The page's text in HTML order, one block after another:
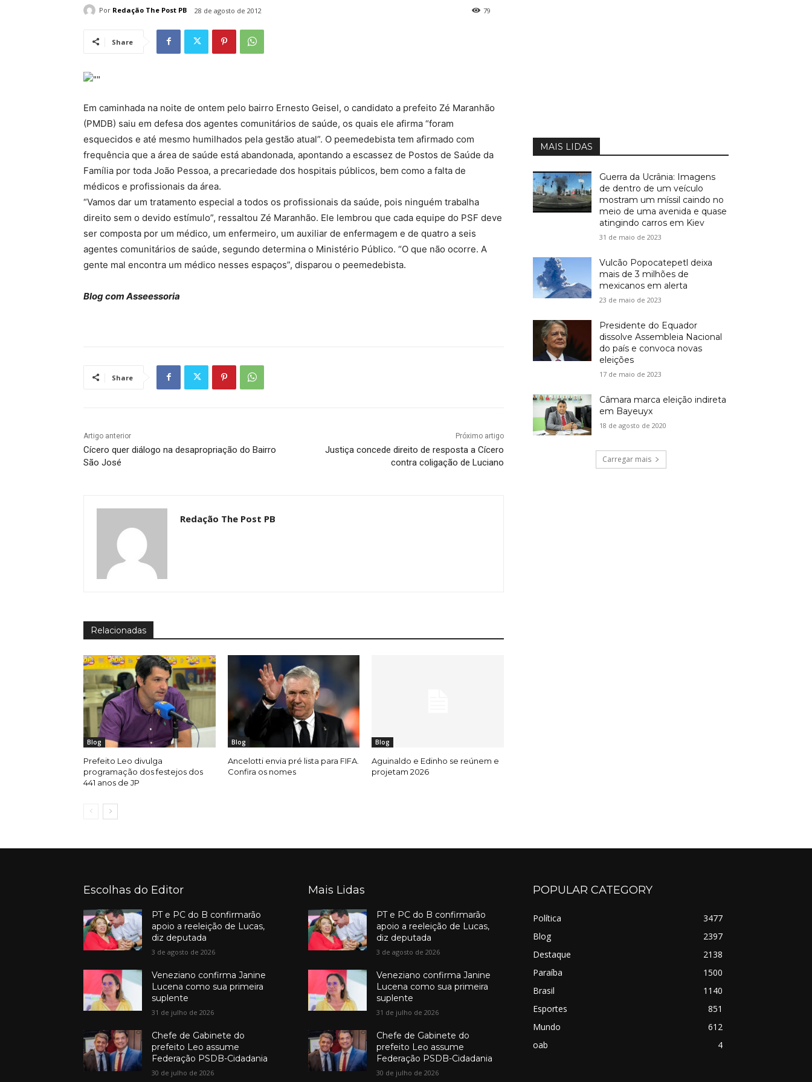
Por Redação The Post PB 28 de agosto de 2012 79
Share
Em caminhada na noite de ontem pelo bairro Ernesto Geisel, o candidato a prefeito Zé Maranhão
(PMDB) saiu em defesa dos agentes comunitários de saúde, os quais ele afirma “foram
esquecidos e até mesmo humilhados pela gestão atual”. O peemedebista tem afirmado com
frequência que a área de saúde está abandonada, apontando a escassez de Postos de Saúde da
Família por toda João Pessoa, a precariedade dos hospitais públicos, bem como a falta de
médicos e profissionais da área.
“Vamos dar um tratamento especial a todos os profissionais da saúde, pois ninguém trabalha
direito sem o devido estímulo”, ressaltou Zé Maranhão. Ele lembrou que cada equipe do PSF deve
ser composta por um médico, um enfermeiro, um auxiliar de enfermagem e de quatro a seis
agentes comunitários de saúde, segundo determina o Ministério Público. “O que não ocorre. A
gente mal encontra um médico nesses espaços”, disparou o peemedebista.
Blog com Asseessoria
Share
Artigo anterior
Cícero quer diálogo na desapropriação do Bairro
São José
Próximo artigo
Justiça concede direito de resposta a Cícero
contra coligação de Luciano
Redação The Post PB
Relacionadas
Blog
Prefeito Leo divulga
programação dos festejos dos
441 anos de JP
Blog
Ancelotti envia pré lista para FIFA.
Confira os nomes
Blog
Aguinaldo e Edinho se reúnem e
projetam 2026
MAIS LIDAS
Guerra da Ucrânia: Imagens
de dentro de um veículo
mostram um míssil caindo no
meio de uma avenida e quase
atingindo carros em Kiev
31 de maio de 2023
Vulcão Popocatepetl deixa
mais de 3 milhões de
mexicanos em alerta
23 de maio de 2023
Presidente do Equador
dissolve Assembleia Nacional
do país e convoca novas
eleições
17 de maio de 2023
Câmara marca eleição indireta
em Bayeuyx
18 de agosto de 2020
Carregar mais
Escolhas do Editor
PT e PC do B confirmarão
apoio a reeleição de Lucas,
diz deputada
3 de agosto de 2026
Veneziano confirma Janine
Lucena como sua primeira
suplente
31 de julho de 2026
Chefe de Gabinete do
prefeito Leo assume
Federação PSDB-Cidadania
30 de julho de 2026
Mais Lidas
PT e PC do B confirmarão
apoio a reeleição de Lucas,
diz deputada
3 de agosto de 2026
Veneziano confirma Janine
Lucena como sua primeira
suplente
31 de julho de 2026
Chefe de Gabinete do
prefeito Leo assume
Federação PSDB-Cidadania
30 de julho de 2026
POPULAR CATEGORY
Política
3477
Blog
2397
Destaque
2138
Paraíba
1500
Brasil
1140
Esportes
851
Mundo
612
oab
4